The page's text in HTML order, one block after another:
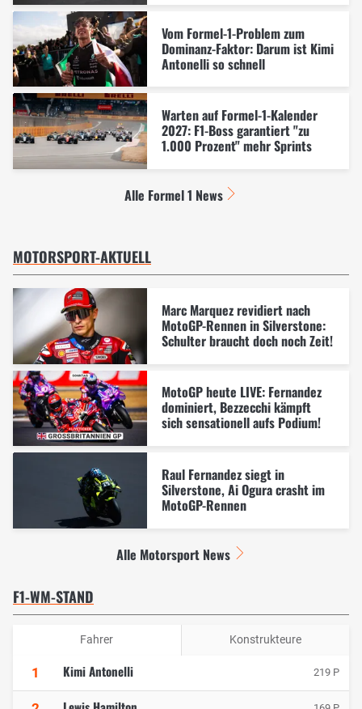
Vom Formel-1-Problem zum
Dominanz-Faktor: Darum ist Kimi
Antonelli so schnell
Warten auf Formel-1-Kalender
2027: F1-Boss garantiert "zu
1.000 Prozent" mehr Sprints
Alle Formel 1 News
MOTORSPORT-AKTUELL
Marc Marquez revidiert nach
MotoGP-Rennen in Silverstone:
Schulter braucht doch noch Zeit!
MotoGP heute LIVE: Fernandez
dominiert, Bezzecchi kämpft
sich sensationell aufs Podium!
Raul Fernandez siegt in
Silverstone, Ai Ogura crasht im
MotoGP-Rennen
Alle Motorsport News
F1-WM-STAND
Fahrer Konstrukteure
1 Kimi Antonelli 219 P